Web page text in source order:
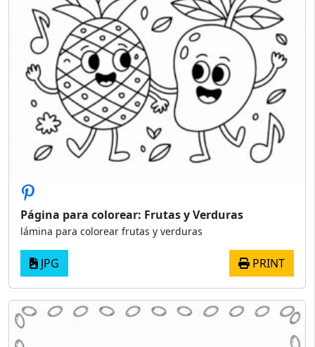
Página para colorear: Frutas y Verduras
lámina para colorear frutas y verduras
JPG PRINT